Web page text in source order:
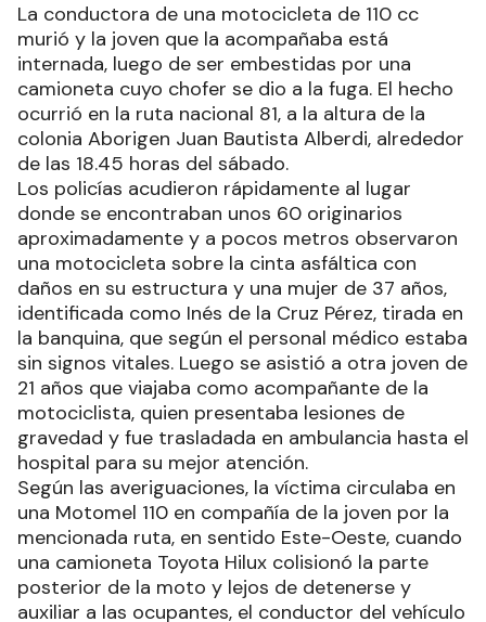
La conductora de una motocicleta de 110 cc
murió y la joven que la acompañaba está
internada, luego de ser embestidas por una
camioneta cuyo chofer se dio a la fuga. El hecho
ocurrió en la ruta nacional 81, a la altura de la
colonia Aborigen Juan Bautista Alberdi, alrededor
de las 18.45 horas del sábado.
Los policías acudieron rápidamente al lugar
donde se encontraban unos 60 originarios
aproximadamente y a pocos metros observaron
una motocicleta sobre la cinta asfáltica con
daños en su estructura y una mujer de 37 años,
identificada como Inés de la Cruz Pérez, tirada en
la banquina, que según el personal médico estaba
sin signos vitales. Luego se asistió a otra joven de
21 años que viajaba como acompañante de la
motociclista, quien presentaba lesiones de
gravedad y fue trasladada en ambulancia hasta el
hospital para su mejor atención.
Según las averiguaciones, la víctima circulaba en
una Motomel 110 en compañía de la joven por la
mencionada ruta, en sentido Este-Oeste, cuando
una camioneta Toyota Hilux colisionó la parte
posterior de la moto y lejos de detenerse y
auxiliar a las ocupantes, el conductor del vehículo